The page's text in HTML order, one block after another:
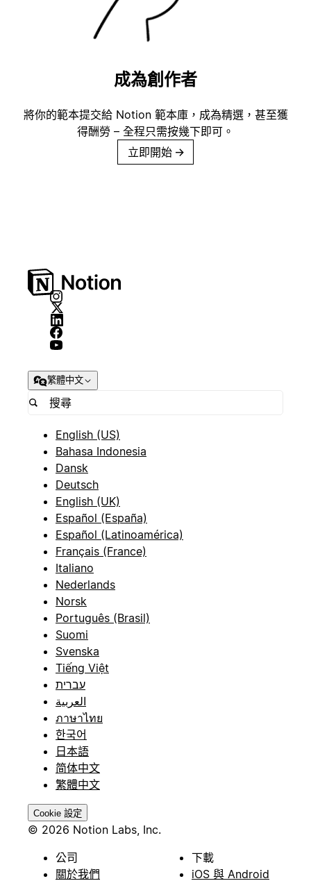
成為創作者
將你的範本提交給 Notion 範本庫，成為精選，甚至獲
得酬勞 – 全程只需按幾下即可。
立即開始 →
繁體中文
English (US)
Bahasa Indonesia
Dansk
Deutsch
English (UK)
Español (España)
Español (Latinoamérica)
Français (France)
Italiano
Nederlands
Norsk
Português (Brasil)
Suomi
Svenska
Tiếng Việt
עברית
العربية
ภาษาไทย
한국어
日本語
简体中文
繁體中文
Cookie 設定
© 2026 Notion Labs, Inc.
公司
關於我們
下載
iOS 與 Android